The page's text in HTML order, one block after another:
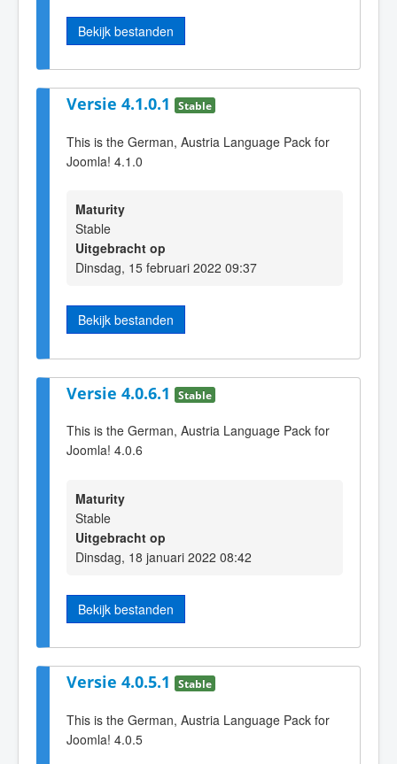
Bekijk bestanden
Versie 4.1.0.1 Stable
This is the German, Austria Language Pack for
Joomla! 4.1.0
Maturity
Stable
Uitgebracht op
Dinsdag, 15 februari 2022 09:37
Bekijk bestanden
Versie 4.0.6.1 Stable
This is the German, Austria Language Pack for
Joomla! 4.0.6
Maturity
Stable
Uitgebracht op
Dinsdag, 18 januari 2022 08:42
Bekijk bestanden
Versie 4.0.5.1 Stable
This is the German, Austria Language Pack for
Joomla! 4.0.5